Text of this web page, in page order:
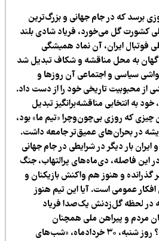
که در جام جهانی و بزرگ‌ترین
گل می‌خورد، فریاد شادی بلند
ایران، آن نماد همیشگی
محل مناقشه و شکاف تبدیل شد
و اجتماعی آن روزها و
تاریخی خود را از دست داد.
انتخابی مناقشه‌برانگیز تبدیل
روزی بی‌چون‌وچرا «تیم ما» بود،
بحران‌های عمیق‌تر جامعه داشت.
دیگر در شرایطی در جام جهانی
فاصله، دی‌ماه‌های پرالتهاب، جنگ
و هنوز هم واکنش بازیکنان و
عمومی است. آیا این تیم هنوز
گل‌زدنش یک‌صدا فریاد
و پیراهن ملی همچنان
حل‌ناشدنی باقی مانده است؟ روز شنبه، ۳۰ خردادماه، «شب‌های